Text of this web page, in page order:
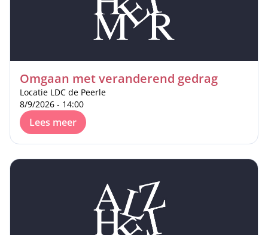
Omgaan met veranderend gedrag
Locatie LDC de Peerle
8/9/2026 - 14:00
Lees meer